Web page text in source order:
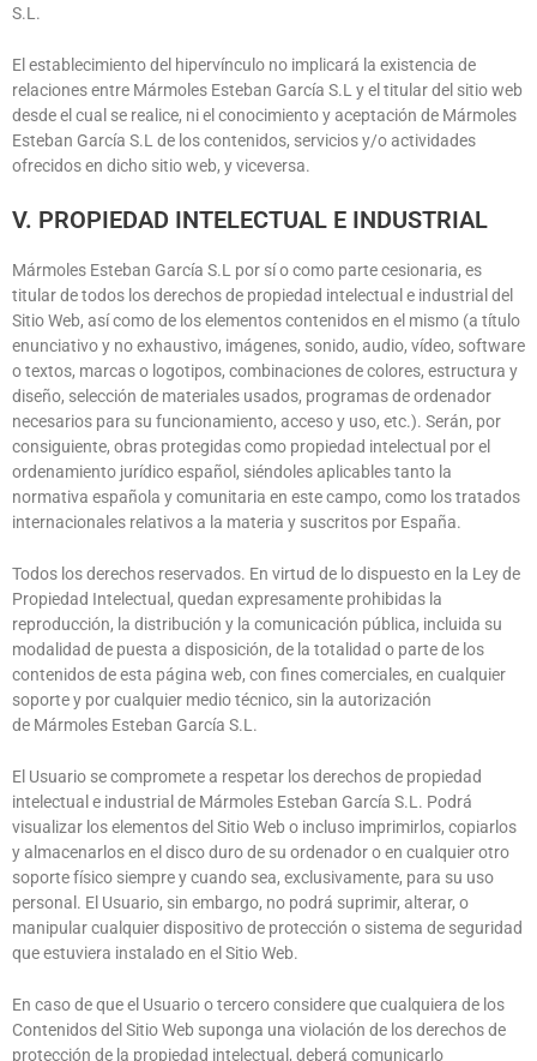
S.L .
El establecimiento del hipervínculo no implicará la existencia de
relaciones entre Mármoles Esteban García S.L y el titular del sitio web
desde el cual se realice, ni el conocimiento y aceptación de Mármoles
Esteban García S.L de los contenidos, servicios y/o actividades
ofrecidos en dicho sitio web, y viceversa.
V. PROPIEDAD INTELECTUAL E INDUSTRIAL
Mármoles Esteban García S.L por sí o como parte cesionaria, es
titular de todos los derechos de propiedad intelectual e industrial del
Sitio Web, así como de los elementos contenidos en el mismo (a título
enunciativo y no exhaustivo, imágenes, sonido, audio, vídeo, software
o textos, marcas o logotipos, combinaciones de colores, estructura y
diseño, selección de materiales usados, programas de ordenador
necesarios para su funcionamiento, acceso y uso, etc.). Serán, por
consiguiente, obras protegidas como propiedad intelectual por el
ordenamiento jurídico español, siéndoles aplicables tanto la
normativa española y comunitaria en este campo, como los tratados
internacionales relativos a la materia y suscritos por España.
Todos los derechos reservados. En virtud de lo dispuesto en la Ley de
Propiedad Intelectual, quedan expresamente prohibidas la
reproducción, la distribución y la comunicación pública, incluida su
modalidad de puesta a disposición, de la totalidad o parte de los
contenidos de esta página web, con fines comerciales, en cualquier
soporte y por cualquier medio técnico, sin la autorización
de Mármoles Esteban García S.L .
El Usuario se compromete a respetar los derechos de propiedad
intelectual e industrial de Mármoles Esteban García S.L . Podrá
visualizar los elementos del Sitio Web o incluso imprimirlos, copiarlos
y almacenarlos en el disco duro de su ordenador o en cualquier otro
soporte físico siempre y cuando sea, exclusivamente, para su uso
personal. El Usuario, sin embargo, no podrá suprimir, alterar, o
manipular cualquier dispositivo de protección o sistema de seguridad
que estuviera instalado en el Sitio Web.
En caso de que el Usuario o tercero considere que cualquiera de los
Contenidos del Sitio Web suponga una violación de los derechos de
protección de la propiedad intelectual, deberá comunicarlo